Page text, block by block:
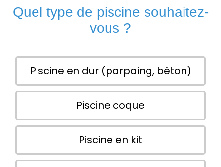
Quel type de piscine souhaitez-
vous ?
Piscine en dur (parpaing, béton)
Piscine coque
Piscine en kit